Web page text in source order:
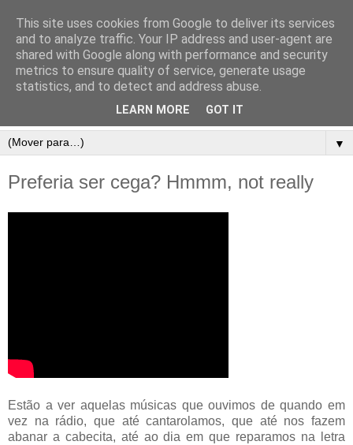
▼
Preferia ser cega? Hmmm, not really
Estão a ver aquelas músicas que ouvimos de quando em
vez na rádio, que até cantarolamos, que até nos fazem
abanar a cabecita, até ao dia em que reparamos na letra
This site uses cookies from Google to deliver its services
and to analyze traffic. Your IP address and user-agent are
shared with Google along with performance and security
metrics to ensure quality of service, generate usage
statistics, and to detect and address abuse.
LEARN MORE GOT IT